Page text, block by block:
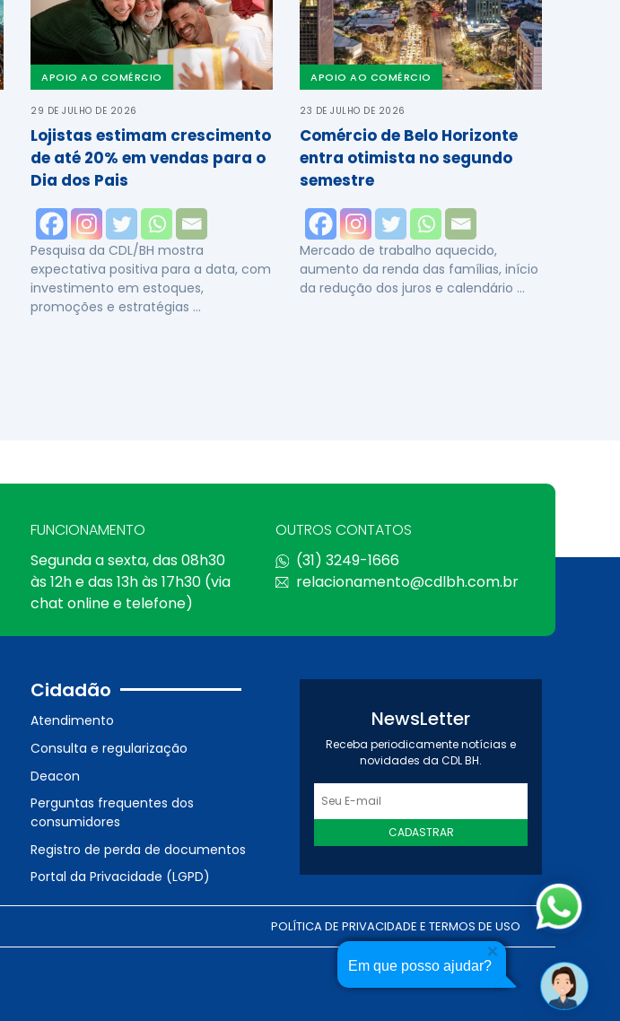
Em que posso ajudar?
APOIO AO COMÉRCIO
29 DE JULHO DE 2026
Lojistas estimam crescimento
de até 20% em vendas para o
Dia dos Pais
Pesquisa da CDL/BH mostra
expectativa positiva para a data, com
investimento em estoques,
promoções e estratégias …
APOIO AO COMÉRCIO
23 DE JULHO DE 2026
Comércio de Belo Horizonte
entra otimista no segundo
semestre
Mercado de trabalho aquecido,
aumento da renda das famílias, início
da redução dos juros e calendário …
FUNCIONAMENTO
Segunda a sexta, das 08h30
às 12h e das 13h às 17h30 (via
chat online e telefone)
OUTROS CONTATOS
(31) 3249-1666
relacionamento@cdlbh.com.br
Cidadão
Atendimento
Consulta e regularização
Deacon
Perguntas frequentes dos
consumidores
Registro de perda de documentos
Portal da Privacidade (LGPD)
NewsLetter
Receba periodicamente notícias e
novidades da CDL BH.
CADASTRAR
POLÍTICA DE PRIVACIDADE E TERMOS DE USO